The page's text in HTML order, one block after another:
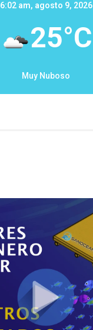
6:02 am, agosto 9, 2026
25°C
Muy Nuboso